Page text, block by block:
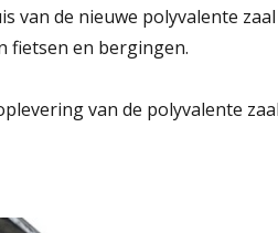
van de nieuwe polyvalente zaal
fietsen en bergingen.
van de polyvalente